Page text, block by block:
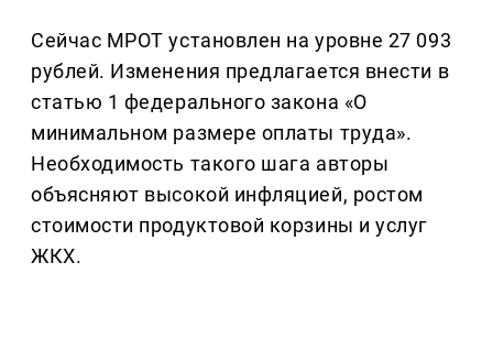
Сейчас МРОТ установлен на уровне 27 093
рублей. Изменения предлагается внести в
статью 1 федерального закона «О
минимальном размере оплаты труда».
Необходимость такого шага авторы
объясняют высокой инфляцией, ростом
стоимости продуктовой корзины и услуг
ЖКХ.